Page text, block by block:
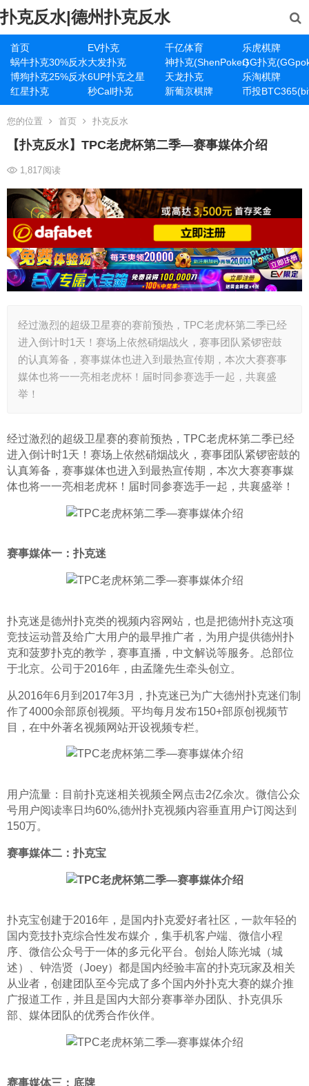
扑克反水|德州扑克反水
首页 EV扑克 千亿体育
乐虎棋牌
蜗牛扑克30%反水大发扑克 神扑克(ShenPoker)GG扑克
博狗扑克25%反水6UP扑克之星 天龙扑克
乐淘棋牌
红星扑克
秒Call扑克 新葡京棋牌 币投
您的位置 首页 扑克反水
【扑克反水】TPC老虎杯第二季—赛事媒体介绍
1,817阅读
经过激烈的超级卫星赛的赛前预热，TPC老虎杯第二季已经
进入倒计时1天！赛场上依然硝烟战火，赛事团队紧锣密鼓
的认真筹备，赛事媒体也进入到最热宣传期，本次大赛赛事
媒体也将一一亮相老虎杯！届时同参赛选手一起，共襄盛
举！
经过激烈的超级卫星赛的赛前预热，TPC老虎杯第二季已经
进入倒计时1天！赛场上依然硝烟战火，赛事团队紧锣密鼓的
认真筹备，赛事媒体也进入到最热宣传期，本次大赛赛事媒
体也将一一亮相老虎杯！届时同参赛选手一起，共襄盛举！
赛事媒体一：扑克迷
扑克迷是德州扑克类的视频内容网站，也是把德州扑克这项
竞技运动普及给广大用户的最早推广者，为用户提供德州扑
克和菠萝扑克的教学，赛事直播，中文解说等服务。总部位
于北京。公司于2016年，由孟隆先生牵头创立。
从2016年6月到2017年3月，扑克迷已为广大德州扑克迷们制
作了4000余部原创视频。平均每月发布150+部原创视频节
目，在中外著名视频网站开设视频专栏。
用户流量：目前扑克迷相关视频全网点击2亿余次。微信公众
号用户阅读率日均60%,德州扑克视频内容垂直用户订阅达到
150万。
赛事媒体二：扑克宝
扑克宝创建于2016年，是国内扑克爱好者社区，一款年轻的
国内竞技扑克综合性发布媒介，集手机客户端、微信小程
序、微信公众号于一体的多元化平台。创始人陈光城（城
述）、钟浩贤（Joey）都是国内经验丰富的扑克玩家及相关
从业者，创建团队至今完成了多个国内外扑克大赛的媒介推
广报道工作，并且是国内大部分赛事举办团队、扑克俱乐
部、媒体团队的优秀合作伙伴。
赛事媒体三：底牌